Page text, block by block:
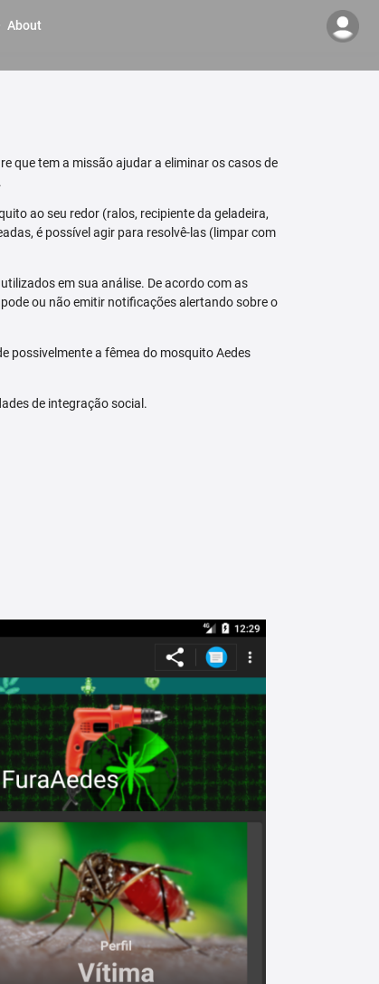
About
que tem a missão ajudar a eliminar os casos de
ao seu redor (ralos, recipiente da geladeira,
é possível agir para resolvê-las (limpar com
em sua análise. De acordo com as
ou não emitir notificações alertando sobre o
possivelmente a fêmea do mosquito Aedes
de integração social.